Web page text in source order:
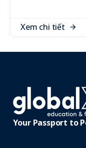
Xem chi tiết
Your Passport to